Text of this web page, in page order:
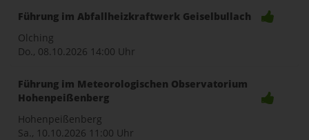
Führung im Abfallheizkraftwerk Geiselbullach
Olching
Do., 08.10.2026 14:00 Uhr
Führung im Meteorologischen Observatorium
Hohenpeißenberg
Hohenpeißenberg
Sa., 10.10.2026 11:00 Uhr